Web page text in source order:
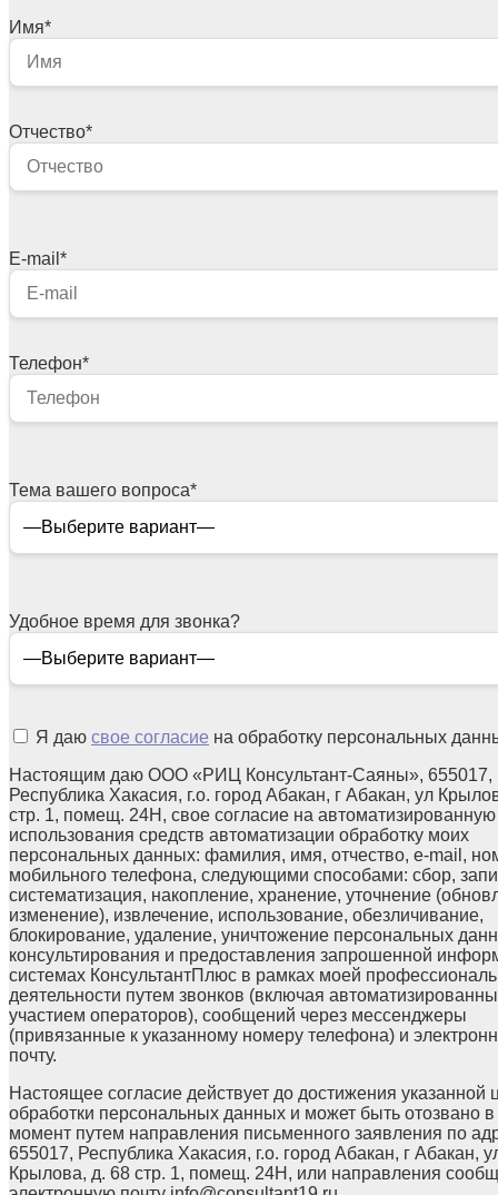
Имя*
Отчество*
E-mail *
Телефон*
Тема вашего вопроса*
Удобное время для звонка?
Я даю свое согласие на обработку персональных
Настоящим даю ООО «РИЦ Консультант-Саяны», 655017,
Республика Хакасия, г.о. город Абакан, г Абакан, ул
стр. 1, помещ. 24Н, свое согласие на автоматизированную
использования средств автоматизации обработку моих
персональных данных: фамилия, имя, отчество, e-mail,
мобильного телефона, следующими способами: сбор,
систематизация, накопление, хранение, уточнение
изменение), извлечение, использование, обезличивание,
блокирование, удаление, уничтожение персональных
консультирования и предоставления запрошенной
системах КонсультантПлюс в рамках моей
деятельности путем звонков (включая
участием операторов), сообщений через мессенджеры
(привязанные к указанному номеру телефона) и
почту.
Настоящее согласие действует до достижения указанной
обработки персональных данных и может быть отозвано
момент путем направления письменного заявления по
655017, Республика Хакасия, г.о. город Абакан, г Абакан,
Крылова, д. 68 стр. 1, помещ. 24Н, или направления